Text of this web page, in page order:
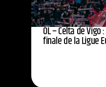
OL – Celta de
finale de la Ligue